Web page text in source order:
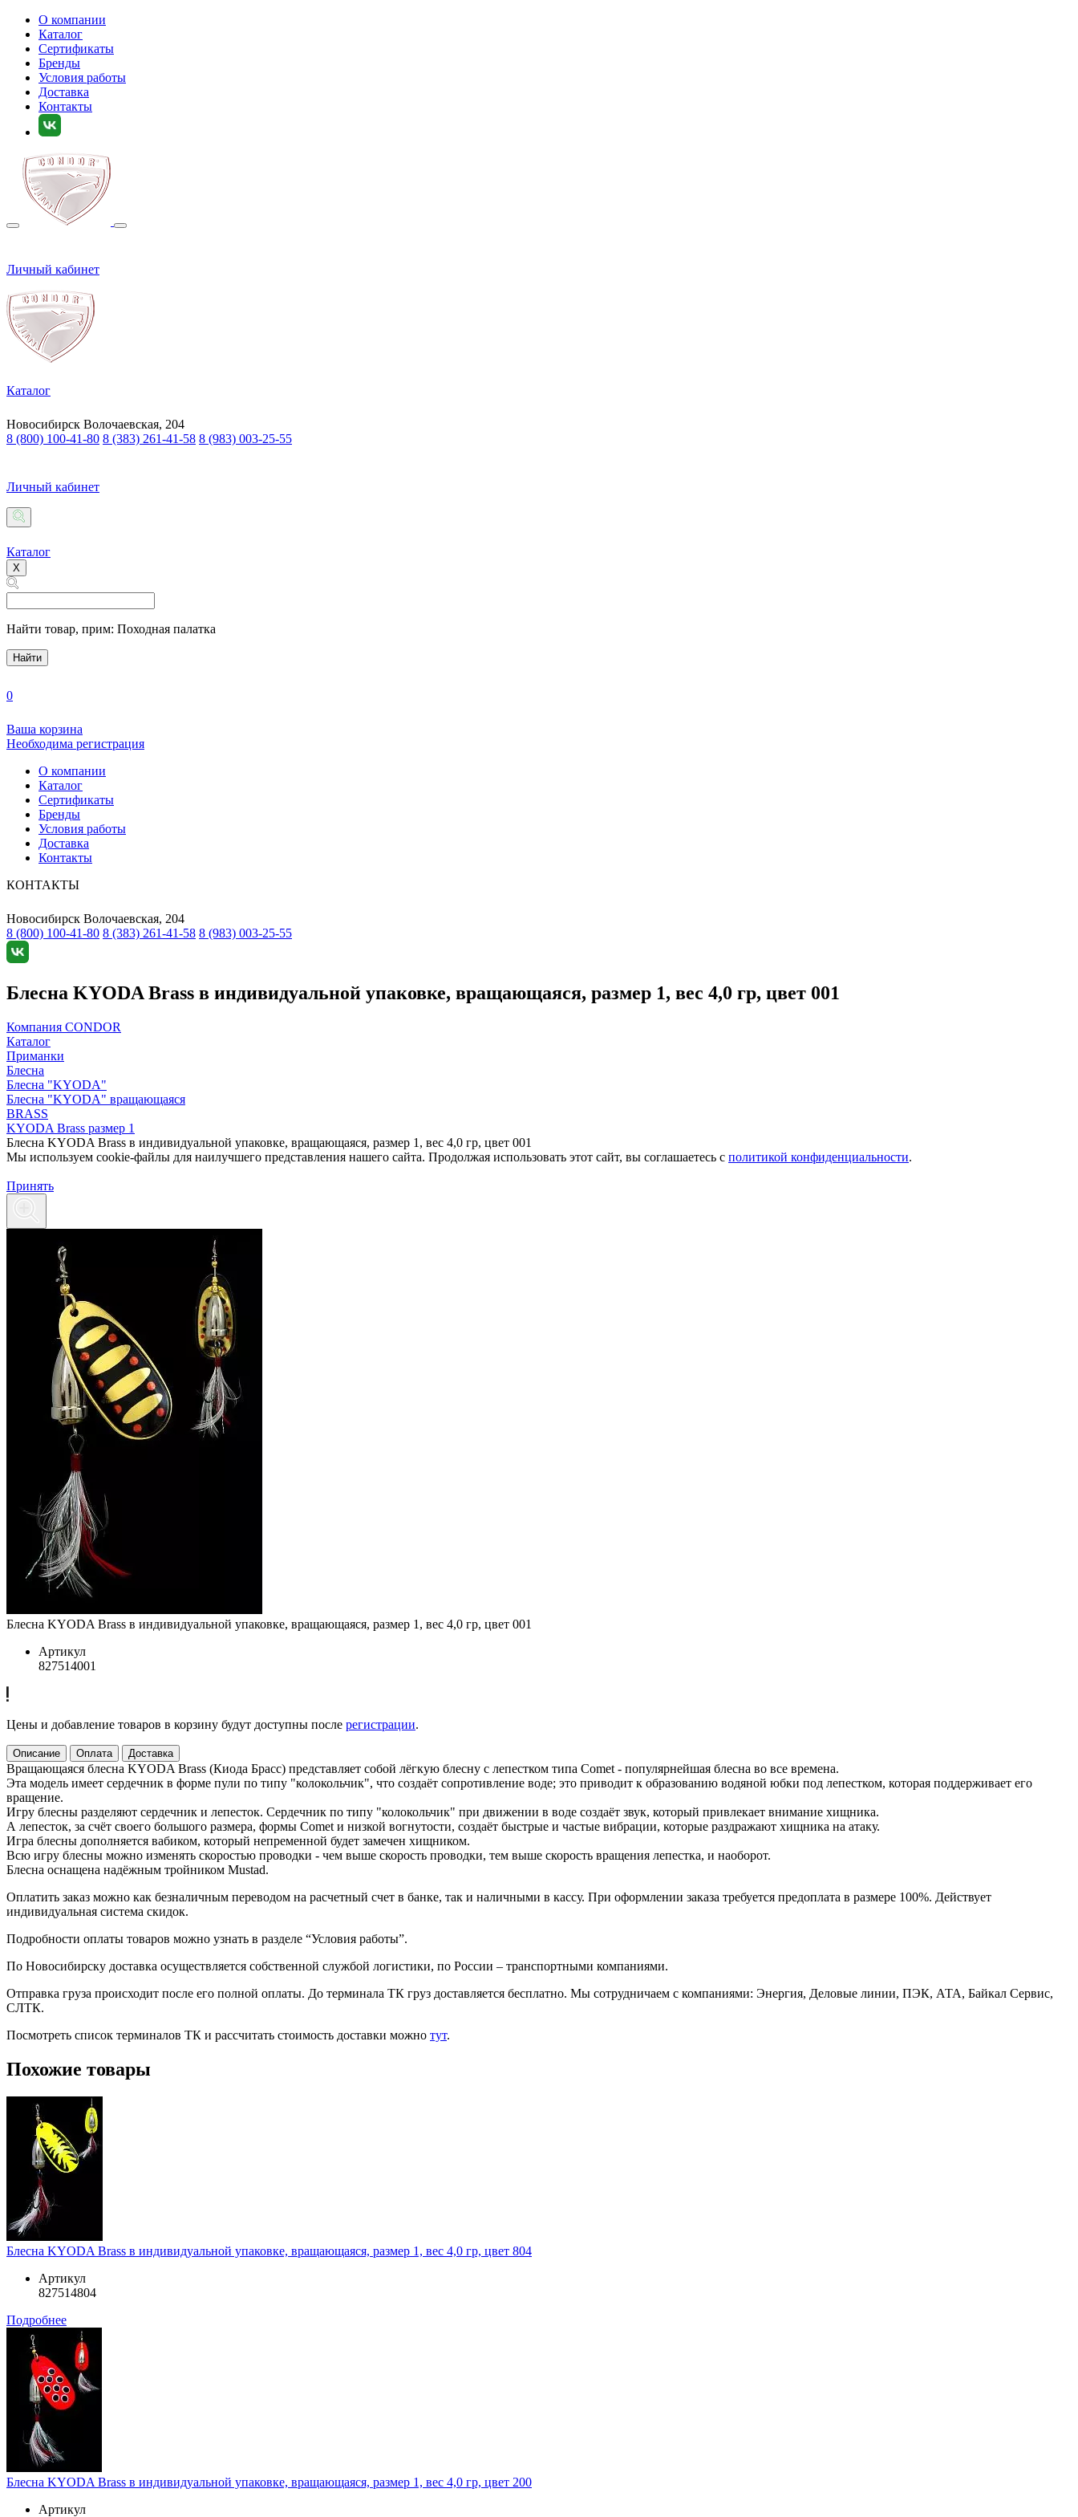
О компании
Каталог
Сертификаты
Бренды
Условия работы
Доставка
Контакты
Личный кабинет
Каталог
Новосибирск Волочаевская, 204
8 (800) 100-41-80 8 (383) 261-41-58 8 (983) 003-25-55
Личный кабинет
Каталог
X
Найти товар, прим: Походная палатка
Найти
0
Ваша корзина
Необходима регистрация
О компании
Каталог
Сертификаты
Бренды
Условия работы
Доставка
Контакты
КОНТАКТЫ
Новосибирск Волочаевская, 204
8 (800) 100-41-80 8 (383) 261-41-58 8 (983) 003-25-55
Блесна KYODA Brass в индивидуальной упаковке, вращающаяся, размер 1, вес 4,0 гр, цвет 001
Компания CONDOR
Каталог
Приманки
Блесна
Блесна "KYODA"
Блесна "KYODA" вращающаяся
BRASS
KYODA Brass размер 1
Блесна KYODA Brass в индивидуальной упаковке, вращающаяся, размер 1, вес 4,0 гр, цвет 001
Мы используем cookie-файлы для наилучшего представления нашего сайта. Продолжая использовать этот сайт, вы соглашаетесь c политикой конфиденциальности.
Принять
Блесна KYODA Brass в индивидуальной упаковке, вращающаяся, размер 1, вес 4,0 гр, цвет 001
Артикул
827514001
Цены и добавление товаров в корзину будут доступны после регистрации.
Описание Оплата Доставка
Вращающаяся блесна KYODA Brass (Киода Брасс) представляет собой лёгкую блесну с лепестком типа Comet - популярнейшая блесна во все времена.
Эта модель имеет сердечник в форме пули по типу "колокольчик", что создаёт сопротивление воде; это приводит к образованию водяной юбки под лепестком, которая поддерживает его
вращение.
Игру блесны разделяют сердечник и лепесток. Сердечник по типу "колокольчик" при движении в воде создаёт звук, который привлекает внимание хищника.
А лепесток, за счёт своего большого размера, формы Comet и низкой вогнутости, создаёт быстрые и частые вибрации, которые раздражают хищника на атаку.
Игра блесны дополняется вабиком, который непременной будет замечен хищником.
Всю игру блесны можно изменять скоростью проводки - чем выше скорость проводки, тем выше скорость вращения лепестка, и наоборот.
Блесна оснащена надёжным тройником Mustad.
Оплатить заказ можно как безналичным переводом на расчетный счет в банке, так и наличными в кассу. При оформлении заказа требуется предоплата в размере 100%. Действует
индивидуальная система скидок.
Подробности оплаты товаров можно узнать в разделе “Условия работы”.
По Новосибирску доставка осуществляется собственной службой логистики, по России – транспортными компаниями.
Отправка груза происходит после его полной оплаты. До терминала ТК груз доставляется бесплатно. Мы сотрудничаем с компаниями: Энергия, Деловые линии, ПЭК, АТА, Байкал Сервис,
СЛТК.
Посмотреть список терминалов ТК и рассчитать стоимость доставки можно тут.
Похожие товары
Блесна KYODA Brass в индивидуальной упаковке, вращающаяся, размер 1, вес 4,0 гр, цвет 804
Артикул
827514804
Подробнее
Блесна KYODA Brass в индивидуальной упаковке, вращающаяся, размер 1, вес 4,0 гр, цвет 200
Артикул